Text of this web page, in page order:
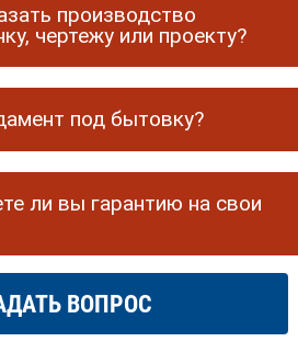
производство
чертежу или проекту?
под бытовку?
ли вы гарантию на свои
ВОПРОС